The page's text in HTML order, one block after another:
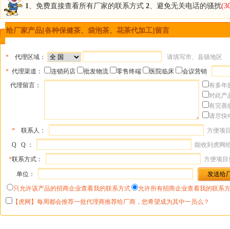
1、免费直接查看所有厂家的联系方式 2、避免无关电话的骚扰
给厂家产品[各种保健茶、袋泡茶、花茶代加工]留言
* 代理区域：
请填写市、县级地区
* 代理渠道： 连锁药店 批发物流 零售终端 医院临床
会议营销
代理留言：
有多年
对此产
有完善
请尽快
* 联系人：
方便项
Q Q ：
能收到虎网
*联系方式： 方便项目
单位：
只允许该产品的招商企业查看我的联系方式
允许所有招商企业查看我的联系
【虎网】每周都会推荐一批代理商推荐给厂商，您希望成为其中一员么？